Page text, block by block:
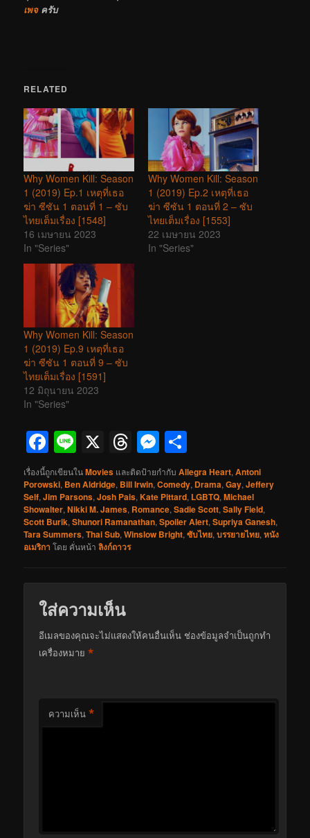
เพจครับ
RELATED
Why Women Kill: Season
1 (2019) Ep.1 เหตุที่เธอ
ฆ่า ซีซัน 1 ตอนที่ 1 – ซับ
ไทยเต็มเรื่อง [1548]
16 เมษายน 2023
In "Series"
Why Women Kill: Season
1 (2019) Ep.2 เหตุที่เธอ
ฆ่า ซีซัน 1 ตอนที่ 2 – ซับ
ไทยเต็มเรื่อง [1553]
22 เมษายน 2023
In "Series"
Why Women Kill: Season
1 (2019) Ep.9 เหตุที่เธอ
ฆ่า ซีซัน 1 ตอนที่ 9 – ซับ
ไทยเต็มเรื่อง [1591]
12 มิถุนายน 2023
In "Series"
Facebook
Line
X Threads
Messenger
เรื่องนี้ถูกเขียนในMovies และติดป้ายกำกับAllegra Heart,Antoni
Porowski, Ben Aldridge, Bill Irwin,Comedy, Drama,Gay,Jeffery
Self,Jim Parsons,Josh Pais,Kate Pittard, LGBTQ,Michael
Showalter,Nikki M. James, Romance,Sadie Scott,Sally Field,
Scott Burik,Shunori Ramanathan,Spoiler Alert,Supriya Ganesh,
Tara Summers,Thai Sub,Winslow Bright,ซับไทย,บรรยายไทย,หนัง
อเมริกา โดย คั่นหน้าลิงก์ถาวร
ใส่ความเห็น
อีเมลของคุณจะไม่แสดงให้คนอื่นเห็น ช่องข้อมูลจำเป็นถูกทำ
เครื่องหมาย*
ความเห็น *